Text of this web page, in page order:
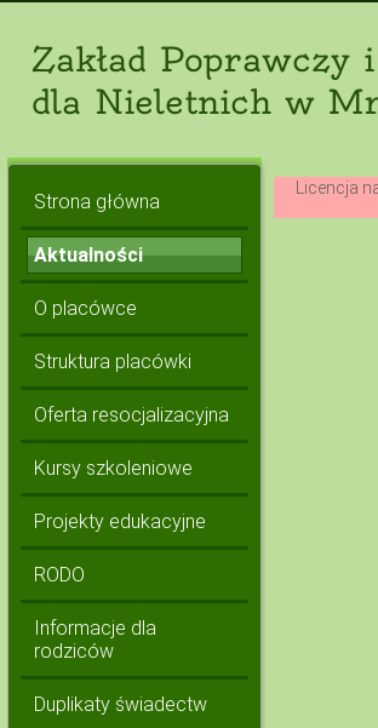
Zakład Poprawczy
dla Nieletnich w
Strona główna
Aktualności
O placówce
Struktura placówki
Oferta resocjalizacyjna
Kursy szkoleniowe
Projekty edukacyjne
RODO
Informacje dla
rodziców
Duplikaty świadectw
Licencja